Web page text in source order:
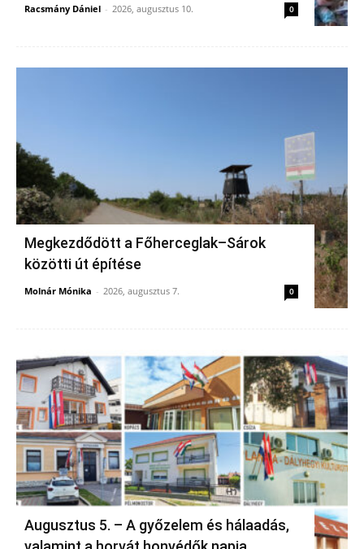
Racsmány Dániel - 2026, augusztus 10. 0
Megkezdődött a Főherceglak–Sárok
közötti út építése
Molnár Mónika - 2026, augusztus 7. 0
Augusztus 5. – A győzelem és hálaadás,